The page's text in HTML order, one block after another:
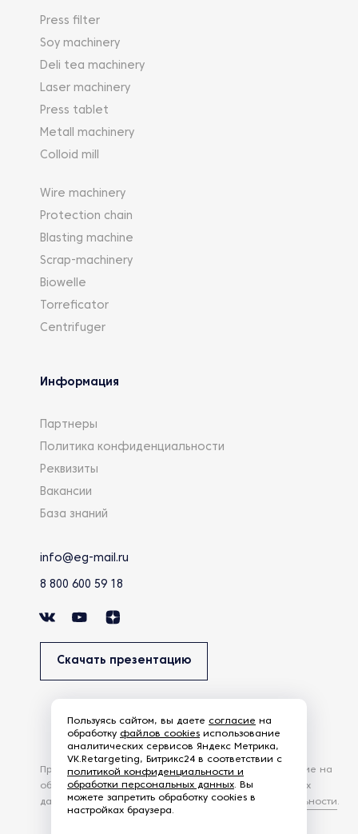
Press filter
Soy machinery
Deli tea machinery
Laser machinery
Press tablet
Metall machinery
Colloid mill
Wire machinery
Protection chain
Blasting machine
Scrap-machinery
Biowelle
Torreficator
Centrifuger
Информация
Партнеры
Политика конфиденциальности
Реквизиты
Вакансии
База знаний
info@eg-mail.ru
8 800 600 59 18
Скачать презентацию
Продолжая использовать наш сайт, вы даете согласие на
обработку файлов Cookies и других пользовательских
данных, в соответствии сПолитикой конфиденциальности.
Пользуясь сайтом, вы даете согласие на
обработку файлов cookies использование
аналитических сервисов Яндекс Метрика,
VK.Retargeting, Битрикс24 в соответствии с
политикой конфиденциальности и
обработки персональных данных. Вы
можете запретить обработку cookies в
настройках браузера.